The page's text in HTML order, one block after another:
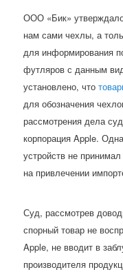
ООО «Бик»
нам сами чехлы, а
для информирования
футляров с данным
установлено, что
для обозначения
рассмотрения дела
корпорация Apple.
устройств не
на привлечении
Суд, рассмотрев
спорный товар не
Apple, не вводит в
производителя